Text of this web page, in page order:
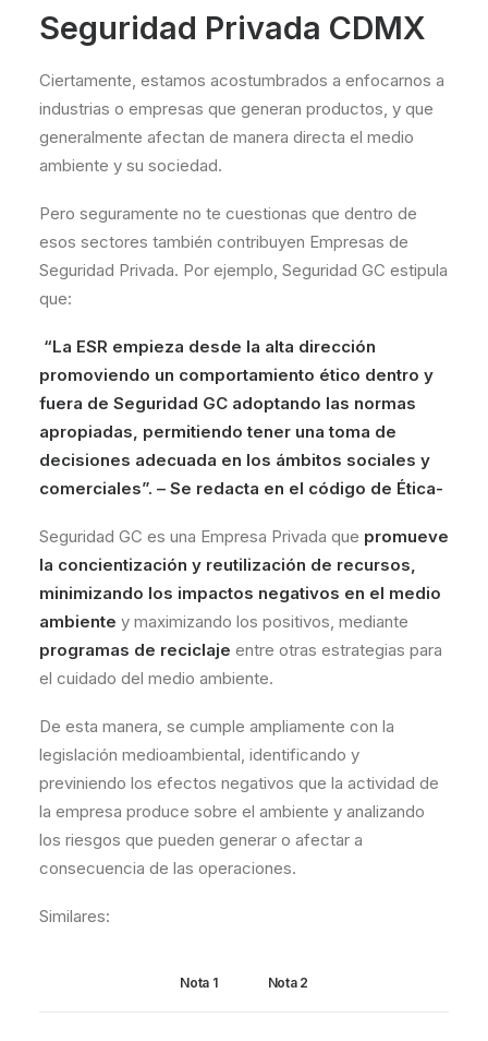
Seguridad Privada CDMX
Ciertamente, estamos acostumbrados a enfocarnos a
industrias o empresas que generan productos, y que
generalmente afectan de manera directa el medio
ambiente y su sociedad.
Pero seguramente no te cuestionas que dentro de
esos sectores también contribuyen Empresas de
Seguridad Privada. Por ejemplo, Seguridad GC estipula
que:
“La ESR empieza desde la alta dirección
promoviendo un comportamiento ético dentro y
fuera de Seguridad GC adoptando las normas
apropiadas, permitiendo tener una toma de
decisiones adecuada en los ámbitos sociales y
comerciales”. – Se redacta en el código de Ética-
Seguridad GC es una Empresa Privada que promueve
la concientización y reutilización de recursos,
minimizando los impactos negativos en el medio
ambiente y maximizando los positivos, mediante
programas de reciclaje entre otras estrategias para
el cuidado del medio ambiente.
De esta manera, se cumple ampliamente con la
legislación medioambiental, identificando y
previniendo los efectos negativos que la actividad de
la empresa produce sobre el ambiente y analizando
los riesgos que pueden generar o afectar a
consecuencia de las operaciones.
Similares:
Nota 1 Nota 2